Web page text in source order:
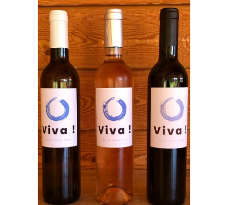
ROSÉ
Vin fruité et aérien
évoquant la légèreté de la
framboise et de la fraise
des bois.